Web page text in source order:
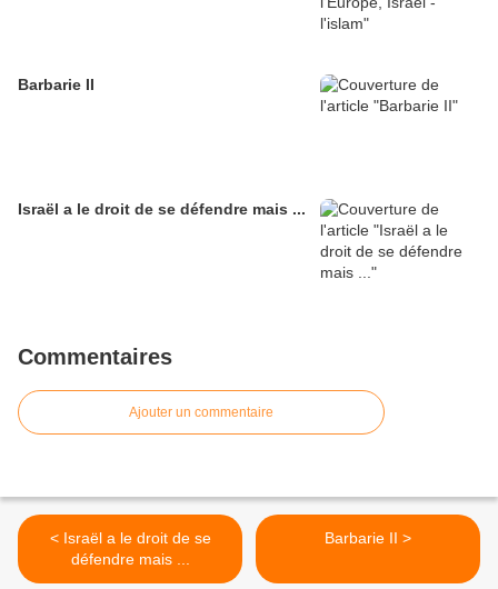
Barbarie II
Israël a le droit de se défendre mais ...
Commentaires
Ajouter un commentaire
< Israël a le droit de se
défendre mais ...
Barbarie II >